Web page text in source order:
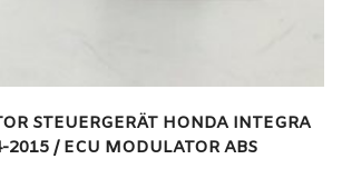
STEUERGERÄT HONDA INTEGRA
2015 / ECU MODULATOR ABS